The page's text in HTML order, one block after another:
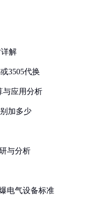
解
3505代换
与应用分析
加多少
与分析
电气设备标准